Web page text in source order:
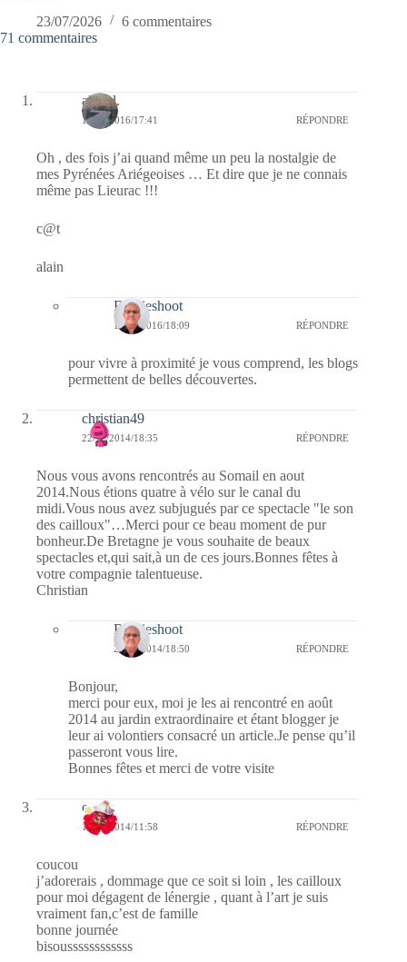
23/07/2026
6 commentaires
71 commentaires
alain l.
17/02/2016/17:41 RÉPONDRE
Oh , des fois j’ai quand même un peu la nostalgie de
mes Pyrénées Ariégeoises … Et dire que je ne connais
même pas Lieurac !!!
c@t
alain
Bernieshoot
17/02/2016/18:09 RÉPONDRE
pour vivre à proximité je vous comprend, les blogs
permettent de belles découvertes.
christian49
22/12/2014/18:35 RÉPONDRE
Nous vous avons rencontrés au Somail en aout
2014.Nous étions quatre à vélo sur le canal du
midi.Vous nous avez subjugués par ce spectacle "le son
des cailloux"…Merci pour ce beau moment de pur
bonheur.De Bretagne je vous souhaite de beaux
spectacles et,qui sait,à un de ces jours.Bonnes fêtes à
votre compagnie talentueuse.
Christian
Bernieshoot
22/12/2014/18:50 RÉPONDRE
Bonjour,
merci pour eux, moi je les ai rencontré en août
2014 au jardin extraordinaire et étant blogger je
leur ai volontiers consacré un article.Je pense qu’il
passeront vous lire.
Bonnes fêtes et merci de votre visite
cerise
16/10/2014/11:58 RÉPONDRE
coucou
j’adorerais , dommage que ce soit si loin , les cailloux
pour moi dégagent de lénergie , quant à l’art je suis
vraiment fan,c’est de famille
bonne journée
bisoussssssssssss